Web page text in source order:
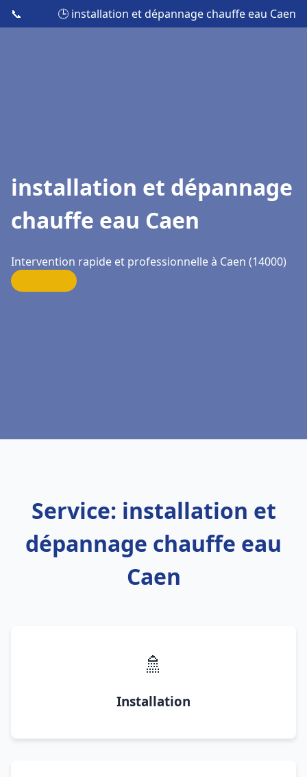
📞 🕒 installation et dépannage chauffe eau Caen
installation et dépannage
chauffe eau Caen
Intervention rapide et professionnelle à Caen (14000)
Service: installation et
dépannage chauffe eau
Caen
🚿
Installation